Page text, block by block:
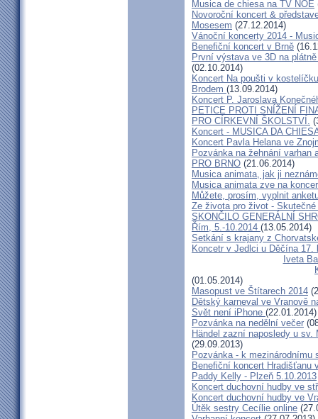
Musica de chiesa na TV NOE
Novoroční koncert &
Mosesem (27.12.2014)
Vánoční koncerty 2014 -
Benefiční koncert v Brně
První výstava ve 3D na
(02.10.2014)
Koncert Na poušti v
Brodem (13.09.2014)
Koncert P. Jaroslava
PETICE PROTI SNÍŽENÍ
PRO CÍRKEVNÍ ŠKOLSTVÍ.
Koncert - MUSICA DA
Koncert Pavla Helana ve
Pozvánka na žehnání varhan
PRO BRNO (21.06.2014)
Musica animata, jak ji
Musica animata zve na
Můžete, prosím, vyplnit
Ze života pro život -
SKONČILO GENERÁLNÍ
Řím, 5.-10.2014 (13.05.2014)
Setkání s krajany z
Koncetr v Jedlci u Děčína 17.
Iveta
(01.05.2014)
Masopust ve Štítarech 2014
Dětský karneval ve Vranově
Svět není iPhone (22.01.2014)
Pozvánka na nedělní večer
Händel zazní naposledy u
(29.09.2013)
Pozvánka - k mezinárodnímu
Benefiční koncert Hradišťanu
Paddy Kelly - Plzeň 5.10.2013
Koncert duchovní hudby ve
Koncert duchovní hudby ve
Útěk sestry Cecílie online